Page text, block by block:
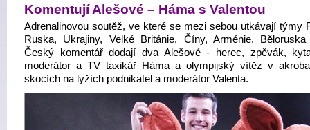
Komentují Alešové – Háma s Valentou
Adrenalinovou soutěž, ve které se mezi sebou utkávají týmy
Ruska, Ukrajiny, Velké Británie, Číny, Arménie,
Český komentář dodají dva Alešové - herec, zpěvák,
moderátor a TV taxikář Háma a olympijský vítěz v
skocích na lyžích podnikatel a moderátor Valenta.